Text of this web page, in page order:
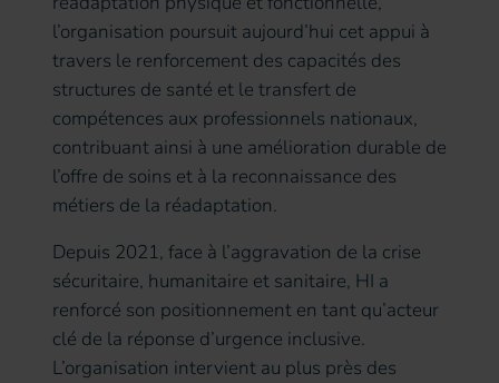
l’organisation poursuit aujourd’hui cet appui à
travers le renforcement des capacités des
structures de santé et le transfert de
compétences aux professionnels nationaux,
contribuant ainsi à une amélioration durable de
l’offre de soins et à la reconnaissance des
métiers de la réadaptation.
Depuis 2021, face à l’aggravation de la crise
sécuritaire, humanitaire et sanitaire, HI a
renforcé son positionnement en tant qu’acteur
clé de la réponse d’urgence inclusive.
L’organisation intervient au plus près des